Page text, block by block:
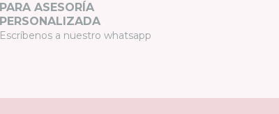
PARA ASESORÍA
PERSONALIZADA
Escríbenos a nuestro whatsapp